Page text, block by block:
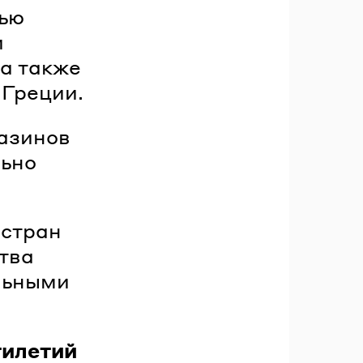
также